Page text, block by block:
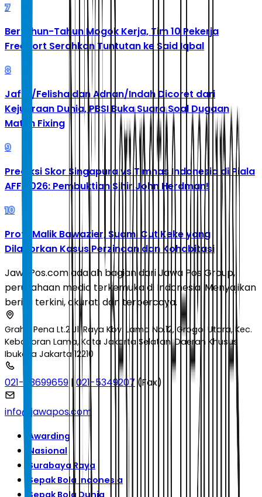
7
Bertahun-Tahun Mogok Kerja, Tim 10 Pekerja
Freeport Serahkan Tuntutan ke Said Iqbal
8
Jafar/Felisha dan Adnan/Indah Dicoret dari
Kejuaraan Dunia, PBSI Buka Suara Soal Dugaan
Match Fixing
9
Prediksi Skor Singapura vs Timnas Indonesia di Piala
AFF 2026: Pembuktian Sihir John Herdman!
10
Profil Malik Bawazier, Suami Cut Keke yang
Dilaporkan Kasus Perzinaan dan Kohabitasi
JawaPos.com adalah bagian dari Jawa Pos Group,
perusahaan media terkemuka di Indonesia. Menyajikan
berita terkini, akurat, dan terpercaya.
Graha Pena Lt.2 Jl. Raya Kby. Lama No.12, Grogol Utara, Kec.
Kebayoran Lama, Kota Jakarta Selatan, Daerah Khusus
Ibukota Jakarta 12210
021-53699659 |021-5349207 (Fax)
info@jawapos.com
Awarding
Nasional
Surabaya Raya
Sepak Bola Indonesia